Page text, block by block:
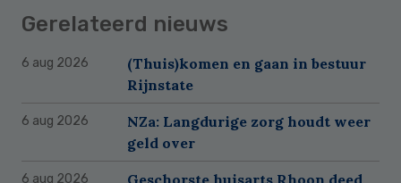
Gerelateerd nieuws
6 aug 2026
(Thuis)komen en gaan in bestuur
Rijnstate
6 aug 2026
NZa: Langdurige zorg houdt weer
geld over
6 aug 2026
Geschorste huisarts Rhoon deed